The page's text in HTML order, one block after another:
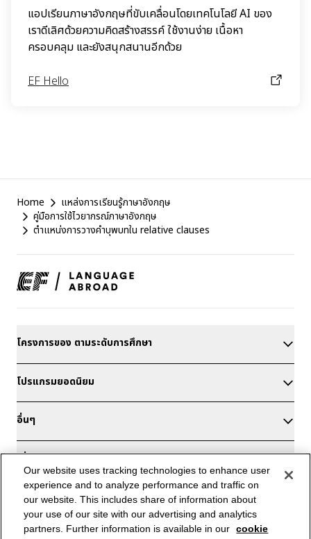
วัดระดับภาษาอังกฤษ
แอปเรียนภาษาอังกฤษที่ขับเคลื่อนโดยเทคโนโลยี AI ของ
เราดีเลิศด้วยความคิดสร้างสรรค์ ใช้งานง่าย เนื้อหา
ครอบคลุม และยังสนุกสนานอีกด้วย
EF Hello
Footer
Home
แหล่งการเรียนรู้ภาษาอังกฤษ
คู่มือการใช้ไวยากรณ์ภาษาอังกฤษ
ตำแหน่งการวางคำบุพบทใน relative clauses
โครงการของ ตามระดับการศึกษา
โปรแกรมยอดนิยม
อื่นๆ
เกี่ยวกับ EF
สำนักงาน EF ในประเทศไทย
Our website uses tracking technologies to enhance user
experience and to analyze performance and traffic on
our website. This includes share of information about
your use of our site with our advertising and analytics
partners. Further information is available in our cookie